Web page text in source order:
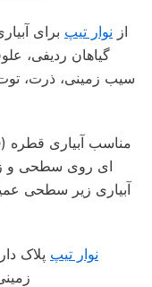
از نوار تیپ برای
گیاهان ردیفی،
سیب زمینی، ذرت،
ای روی سطحی و
آبیاری زیر سطحی
نوار تیپ پلاک